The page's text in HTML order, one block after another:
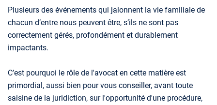
Plusieurs des événements qui jalonnent la vie familiale de
chacun d’entre nous peuvent être, s’ils ne sont pas
correctement gérés, profondément et durablement
impactants.
C’est pourquoi le rôle de l'avocat en cette matière est
primordial, aussi bien pour vous conseiller, avant toute
saisine de la juridiction, sur l'opportunité d'une procédure,